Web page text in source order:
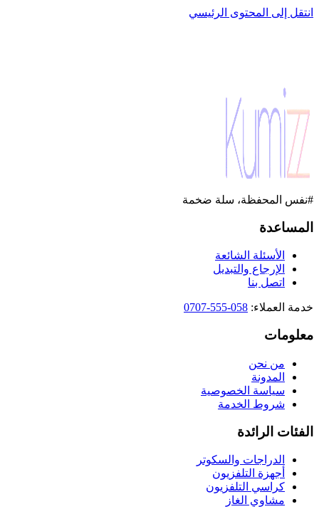
انتقل إلى المحتوى الرئيسي
#نفس المحفظة، سلة ضخمة
المساعدة
الأسئلة الشائعة
الإرجاع والتبديل
اتصل بنا
خدمة العملاء:
058-555-0707
معلومات
من نحن
المدونة
سياسة الخصوصية
شروط الخدمة
الفئات الرائدة
الدراجات والسكوتر
أجهزة التلفزيون
كراسي التلفزيون
مشاوي الغاز